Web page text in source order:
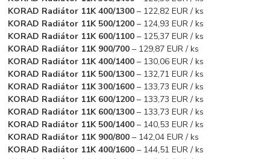
KORAD Radiátor 11K 400/1300 – 122,82 EUR / ks
KORAD Radiátor 11K 500/1200 – 124,93 EUR / ks
KORAD Radiátor 11K 600/1100 – 125,37 EUR / ks
KORAD Radiátor 11K 900/700 – 129,87 EUR / ks
KORAD Radiátor 11K 400/1400 – 130,06 EUR / ks
KORAD Radiátor 11K 500/1300 – 132,71 EUR / ks
KORAD Radiátor 11K 300/1600 – 133,73 EUR / ks
KORAD Radiátor 11K 600/1200 – 133,73 EUR / ks
KORAD Radiátor 11K 600/1300 – 133,73 EUR / ks
KORAD Radiátor 11K 500/1400 – 140,53 EUR / ks
KORAD Radiátor 11K 900/800 – 142,04 EUR / ks
KORAD Radiátor 11K 400/1600 – 144,51 EUR / ks